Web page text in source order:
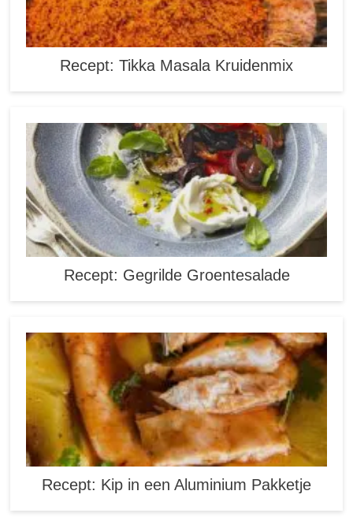
Recept: Tikka Masala Kruidenmix
Recept: Gegrilde Groentesalade
Recept: Kip in een Aluminium Pakketje